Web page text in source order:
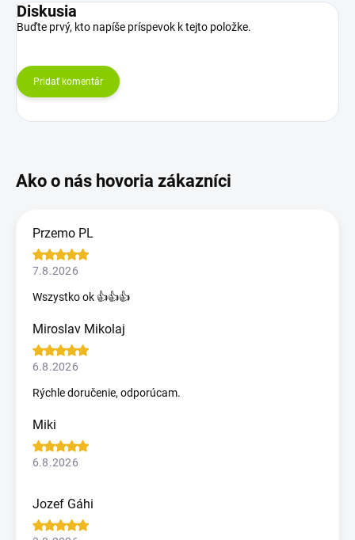
Diskusia
Buďte prvý, kto napíše príspevok k tejto položke.
Pridať komentár
Przemo PL
7.8.2026
Wszystko ok 👍👍👍
Miroslav Mikolaj
6.8.2026
Rýchle doručenie, odporúcam.
Miki
6.8.2026
Jozef Gáhi